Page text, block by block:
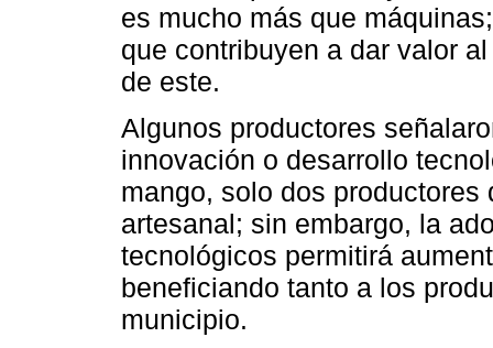
es mucho más que
que contribuyen a dar valor
de este.
Algunos productores
innovación o desarrollo
mango, solo dos
artesanal; sin embargo, la
tecnológicos permitirá
beneficiando tanto a los
municipio.